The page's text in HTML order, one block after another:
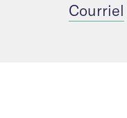
Courriel